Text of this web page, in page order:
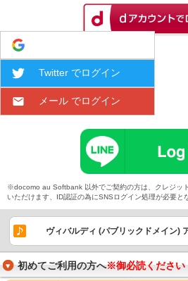
Twitter でログイン
メール でログイン
※docomo au Softbank 以外でご契約の方は、クレジッ
いただけます、ID認証の為にSNSログイン処理が必要と
ヴィバルディ (パブリックドメイン)
初めてご利用の方へ※御必読ください